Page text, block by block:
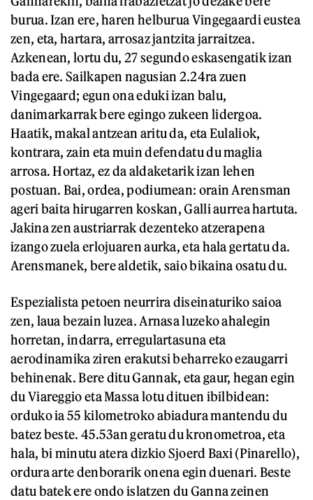
burua. Izan ere, haren helburua Vingegaardi eustea
zen, eta, hartara, arrosaz jantzita jarraitzea.
Azkenean, lortu du, 27 segundo eskasengatik izan
bada ere. Sailkapen nagusian 2.24ra zuen
Vingegaard; egun ona eduki izan balu,
danimarkarrak bere egingo zukeen lidergoa.
Haatik, makal antzean aritu da, eta Eulaliok,
kontrara, zain eta muin defendatu du maglia
arrosa. Hortaz, ez da aldaketarik izan lehen
postuan. Bai, ordea, podiumean: orain Arensman
ageri baita hirugarren koskan, Galli aurrea hartuta.
Jakina zen austriarrak dezenteko atzerapena
izango zuela erlojuaren aurka, eta hala gertatu da.
Arensmanek, bere aldetik, saio bikaina osatu du.
Espezialista petoen neurrira diseinaturiko saioa
zen, laua bezain luzea. Arnasa luzeko ahalegin
horretan, indarra, erregulartasuna eta
aerodinamika ziren erakutsi beharreko ezaugarri
behinenak. Bere ditu Gannak, eta gaur, hegan egin
du Viareggio eta Massa lotu dituen ibilbidean:
orduko ia 55 kilometroko abiadura mantendu du
batez beste. 45.53an geratu du kronometroa, eta
hala, bi minutu atera dizkio Sjoerd Baxi (Pinarello),
ordura arte denborarik onena egin duenari. Beste
datu batek ere ondo islatzen du Ganna zeinen